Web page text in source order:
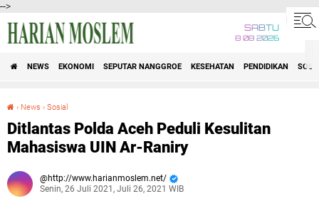
-->
SABTU
8 08 2026
NEWS EKONOMI SEPUTAR NANGGROE KESEHATAN PENDIDIKAN
› News › Sosial
Ditlantas Polda Aceh Peduli Kesulitan
Mahasiswa UIN Ar-Raniry
http://www.harianmoslem.net/
Senin, 26 Juli 2021, Juli 26, 2021 WIB